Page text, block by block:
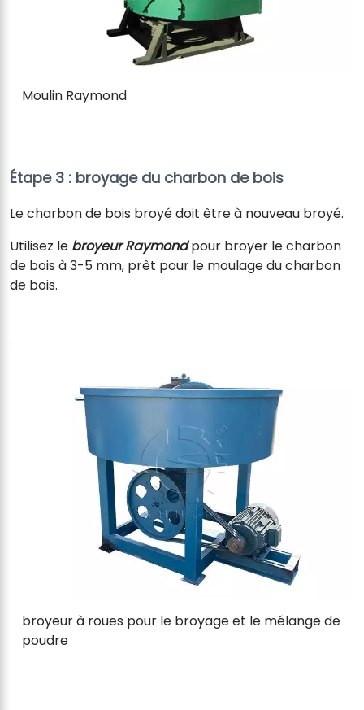
Moulin Raymond
Étape 3 : broyage du charbon de bois
Le charbon de bois broyé doit être à nouveau broyé.
Utilisez le broyeur Raymondpour broyer le charbon
de bois à 3-5 mm, prêt pour le moulage du charbon
de bois.
broyeur à roues pour le broyage et le mélange de
poudre